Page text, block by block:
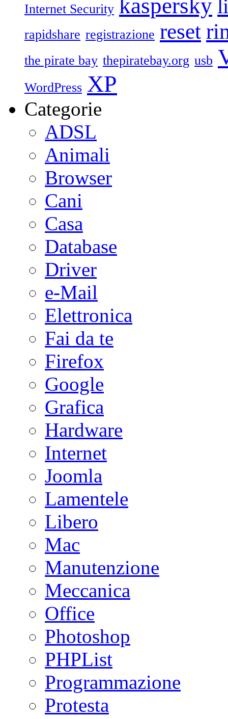
Internet Security kaspersky
rapidshare registrazione reset
the pirate bay thepiratebay.org usb
WordPress XP
Categorie
ADSL
Animali
Browser
Cani
Casa
Database
Driver
e-Mail
Elettronica
Fai da te
Firefox
Google
Grafica
Hardware
Internet
Joomla
Lamentele
Libero
Mac
Manutenzione
Meccanica
Office
Photoshop
PHPList
Programmazione
Protesta